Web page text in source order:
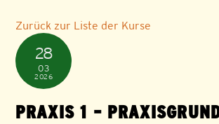
Zurück zur Liste der Kurse
28
03
2026
PRAXIS 1 –